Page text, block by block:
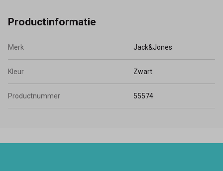
Productinformatie
Merk Jack&Jones
Kleur Zwart
Productnummer 55574